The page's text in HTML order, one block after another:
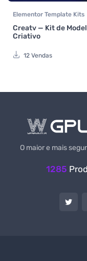
Elementor Template Kits
Creatv — Kit de
Criativo
12 Vendas
O maior e mais
1285